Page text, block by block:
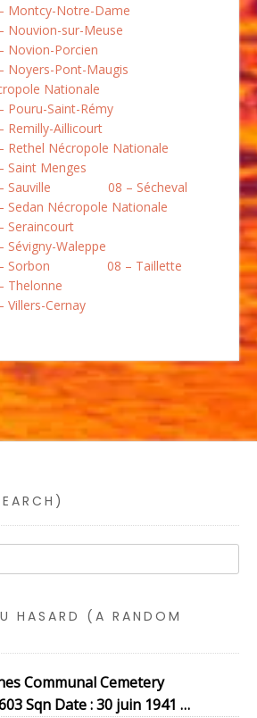
Montcy-Notre-Dame
Nouvion-sur-Meuse
Novion-Porcien
Noyers-Pont-Maugis
Nationale
Pouru-Saint-Rémy
Remilly-Aillicourt
Rethel Nécropole Nationale
Saint Menges
Sauville
08 – Sécheval
Sedan Nécropole Nationale
Seraincourt
Sévigny-Waleppe
Sorbon
08 – Taillette
Thelonne
Villers-Cernay
HASARD (A RANDOM
Communal Cemetery
Sqn Date : 30 juin 1941 …